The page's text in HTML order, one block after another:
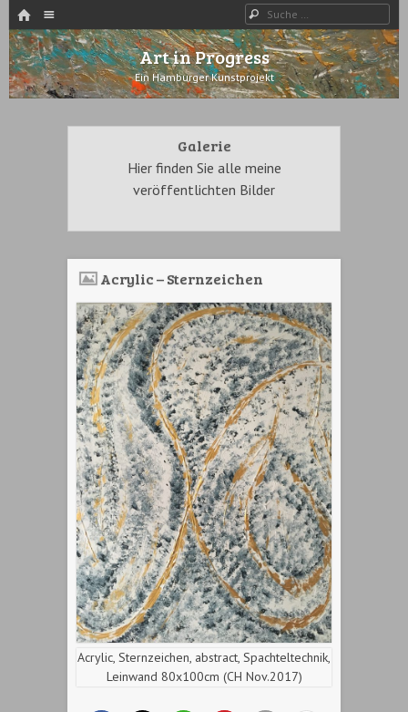
HOME
WECHSELN SIE ZUM INHALT
Suche
Art in Progress
Ein Hamburger Kunstprojekt
Galerie
Hier finden Sie alle meine
veröffentlichten Bilder
Acrylic – Sternzeichen
Acrylic, Sternzeichen, abstract, Spachteltechnik,
Leinwand 80x100cm (CH Nov.2017)